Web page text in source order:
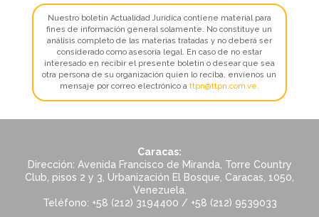
Nuestro boletín Actualidad Jurídica contiene material para
fines de información general solamente. No constituye un
análisis completo de las materias tratadas y no deberá ser
considerado como asesoría legal. En caso de no estar
interesado en recibir el presente boletín o desear que sea
otra persona de su organización quien lo reciba, envíenos un
mensaje por correo electrónico a ttpn@ttpn.com.ve.
Caracas:
Dirección: Avenida Francisco de Miranda, Torre Country
Club, pisos 2 y 3, Urbanización El Bosque, Caracas, 1050,
Venezuela.
Teléfono: +58 (212) 3194400 / +58 (212) 9539033